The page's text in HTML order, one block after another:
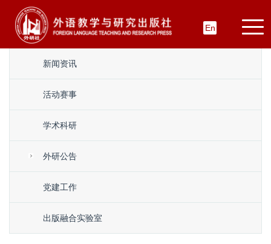
En
新闻资讯
活动赛事
学术科研
外研公告
党建工作
出版融合实验室